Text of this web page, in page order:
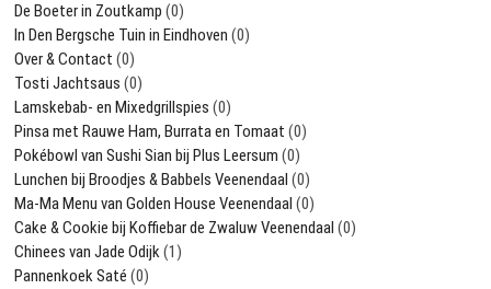
De Boeter in Zoutkamp (0)
In Den Bergsche Tuin in Eindhoven (0)
Over & Contact (0)
Tosti Jachtsaus (0)
Lamskebab- en Mixedgrillspies (0)
Pinsa met Rauwe Ham, Burrata en Tomaat (0)
Pokébowl van Sushi Sian bij Plus Leersum (0)
Lunchen bij Broodjes & Babbels Veenendaal (0)
Ma-Ma Menu van Golden House Veenendaal (0)
Cake & Cookie bij Koffiebar de Zwaluw Veenendaal (0)
Chinees van Jade Odijk(1)
Pannenkoek Saté (0)